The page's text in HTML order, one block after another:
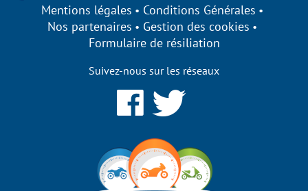
s'engage à être
sur ses cookies !
d’établir des statistiques,
nos performances et de personnaliser votre
vous de bénéficier des fonctionnalités de notre site
Mentions légales
Conditions Générales
Nos partenaires
Gestion des cookies
Formulaire de résiliation
Suivez-nous sur les réseaux